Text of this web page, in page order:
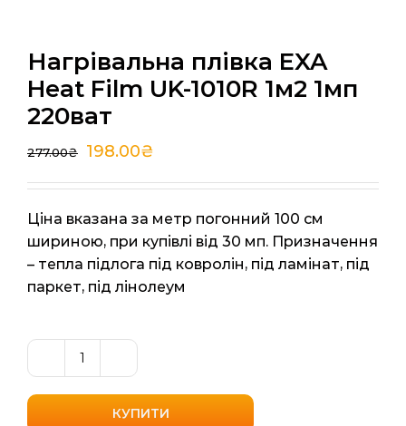
Нагрівальна плівка EXA
Heat Film UK-1010R 1м2 1мп
220ват
277.00₴ 198.00₴
Ціна вказана за метр погонний 100 см
шириною, при купівлі від 30 мп. Призначення
– тепла підлога під ковролін, під ламінат, під
паркет, під лінолеум
Нагрівальна
плівка
КУПИТИ